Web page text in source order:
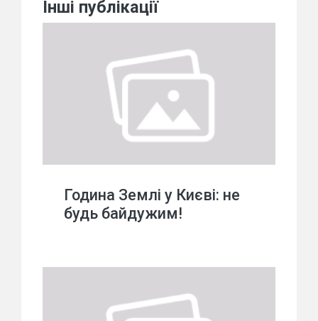
Інші публікації
Година Землі у Києві: не
будь байдужим!